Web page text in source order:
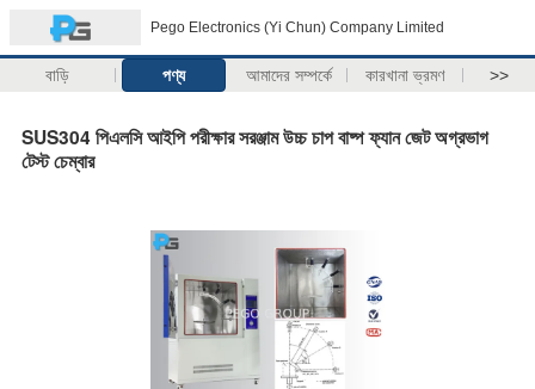
Pego Electronics (Yi Chun) Company Limited
বাড়ি পণ্য আমাদের সম্পর্কে কারখানা ভ্রমণ >>
SUS304 পিএলসি আইপি পরীক্ষার সরঞ্জাম উচ্চ চাপ বাষ্প ফ্যান জেট অগ্রভাগ
টেস্ট চেম্বার